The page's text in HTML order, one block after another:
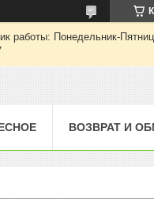
работы: Понедельник-
ВОЗВРАТ И